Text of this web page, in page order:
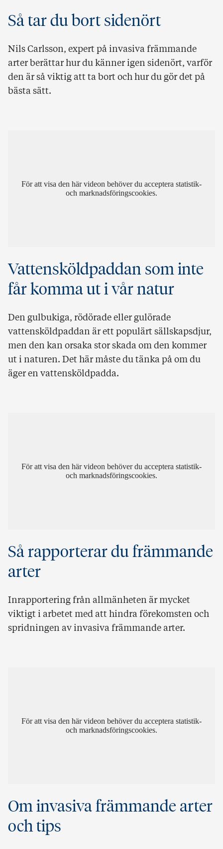
Så tar du bort sidenört
Nils Carlsson, expert på invasiva främmande
arter berättar hur du känner igen sidenört, varför
den är så viktig att ta bort och hur du gör det på
bästa sätt.
För att visa den här videon behöver du acceptera statistik-
och marknadsföringscookies.
Vattensköldpaddan som inte
får komma ut i vår natur
Den gulbukiga, rödörade eller gulörade
vattensköldpaddan är ett populärt sällskapsdjur,
men den kan orsaka stor skada om den kommer
ut i naturen. Det här måste du tänka på om du
äger en vattensköldpadda.
För att visa den här videon behöver du acceptera statistik-
och marknadsföringscookies.
Så rapporterar du främmande
arter
Inrapportering från allmänheten är mycket
viktigt i arbetet med att hindra förekomsten och
spridningen av invasiva främmande arter.
För att visa den här videon behöver du acceptera statistik-
och marknadsföringscookies.
Om invasiva främmande arter
och tips